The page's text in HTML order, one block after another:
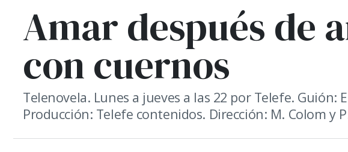
Amar después de
con cuernos
Telenovela. Lunes a jueves a las 22 por Telefe. Guión:
Producción: Telefe contenidos. Dirección: M. Colom y